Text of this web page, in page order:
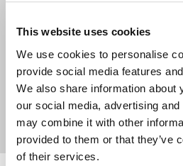
This website uses cookies
We use cookies to personalise
provide social media features
We also share information about
our social media, advertising
may combine it with other
provided to them or that they’ve
of their services.